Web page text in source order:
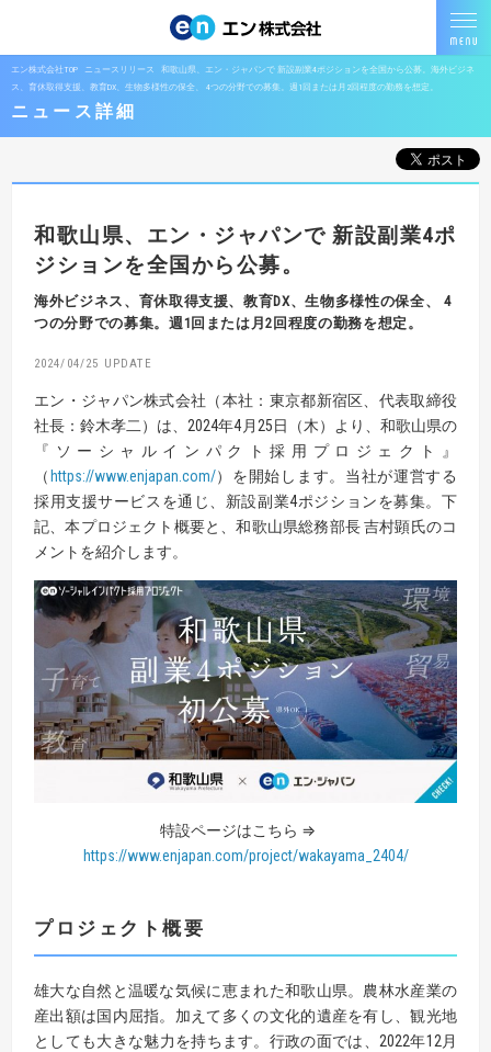
エン株式会社TOP ニュースリリース
和歌山県、エン・ジャパンで 新設副業4ポジションを全国から公募。海外ビジネ
ス、育休取得支援、教育DX、生物多様性の保全、 4つの分野での募集。週1回または月2回程度の勤務を想定。
ニュース詳細
和歌山県、エン・ジャパンで 新設副業4ポ
ジションを全国から公募。
海外ビジネス、育休取得支援、教育DX、生物多様性の保全、 4
つの分野での募集。週1回または月2回程度の勤務を想定。
2024/04/25
エン・ジャパン株式会社（本社：東京都新宿区、代表取締役
社長：鈴木孝二）は、2024年4月25日（木）より、和歌山県の
『ソーシャルインパクト採用プロジェクト』
（https://www.enjapan.com/）を開始します。当社が運営する
採用支援サービスを通じ、新設副業4ポジションを募集。下
記、本プロジェクト概要と、和歌山県総務部長 吉村顕氏のコ
メントを紹介します。
特設ページはこちら ⇒
https://www.enjapan.com/project/wakayama_2404/
プロジェクト概要
雄大な自然と温暖な気候に恵まれた和歌山県。農林水産業の
産出額は国内屈指。加えて多くの文化的遺産を有し、観光地
としても大きな魅力を持ちます。行政の面では、2022年12月